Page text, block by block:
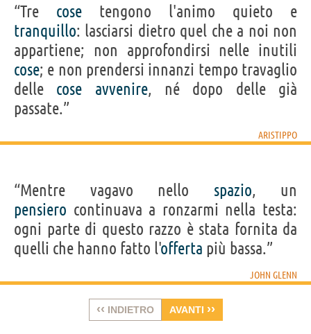
“Tre cose tengono l'animo quieto e
tranquillo: lasciarsi dietro quel che a noi non
appartiene; non approfondirsi nelle inutili
cose; e non prendersi innanzi tempo travaglio
delle cose avvenire, né dopo delle già
passate.”
ARISTIPPO
“Mentre vagavo nello spazio, un
pensiero continuava a ronzarmi nella testa:
ogni parte di questo razzo è stata fornita da
quelli che hanno fatto l'offerta più bassa.”
JOHN GLENN
‹‹ INDIETRO AVANTI ››